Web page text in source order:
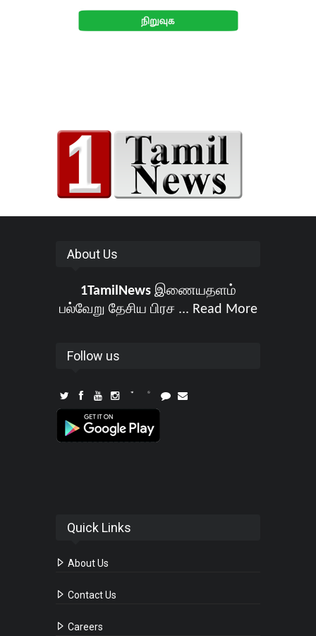
About Us
1TamilNewsஇணையதளம்
பல்வேறு தேசிய பிரச ... Read More
Follow us
Quick Links
About Us
Contact Us
Careers